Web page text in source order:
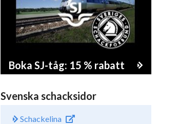
Boka SJ-tåg: 15 % rabatt
Svenska schacksidor
Schackelina